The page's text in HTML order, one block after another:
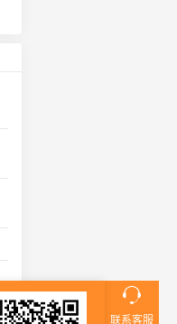
联系客服